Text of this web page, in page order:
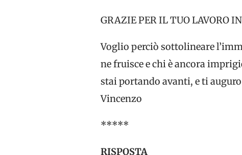
GRAZIE PER IL TUO LAVORO
Voglio perciò sottolineare
ne fruisce e chi è ancora
stai portando avanti, e ti
Vincenzo
*****
RISPOSTA